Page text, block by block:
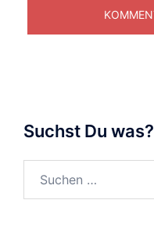
Suchst Du was?